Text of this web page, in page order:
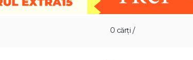
0 cărți /